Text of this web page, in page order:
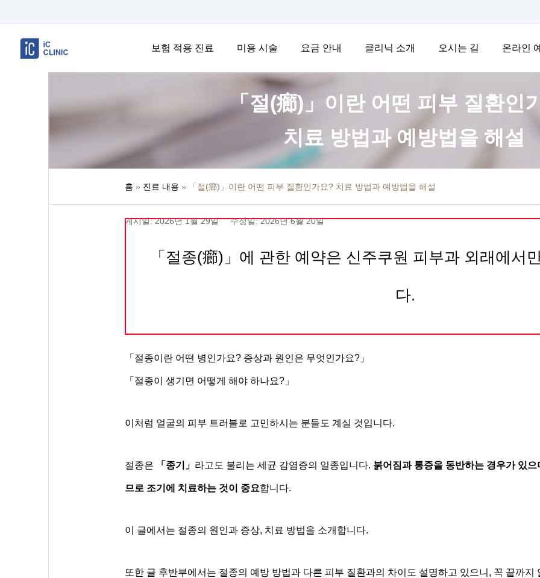
보험 적용 진료 미용 시술 요금 안내 클리닉 소개 오시는 길 온라인
「절(癤)」이란 어떤 피부 질환인
치료 방법과 예방법을 해설
홈 » 진료 내용 » 「절(癤)」이란 어떤 피부 질환인가요? 치료 방법과 예방법을 해설
게시일: 2026년 1월 29일 수정일: 2026년 6월 20일
「절종(癤)」에 관한 예약은 신주쿠원 피부과 외래에서
다.
「절종이란 어떤 병인가요? 증상과 원인은 무엇인가요?」
「절종이 생기면 어떻게 해야 하나요?」
이처럼 얼굴의 피부 트러블로 고민하시는 분들도 계실 것입니다.
절종은 「종기」 라고도 불리는 세균 감염증의 일종입니다. 붉어짐과 통증을 동반하는 경우가 있
므로 조기에 치료하는 것이 중요합니다.
이 글에서는 절종의 원인과 증상, 치료 방법을 소개합니다.
또한 글 후반부에서는 절종의 예방 방법과 다른 피부 질환과의 차이도 설명하고 있으니, 꼭 끝까지